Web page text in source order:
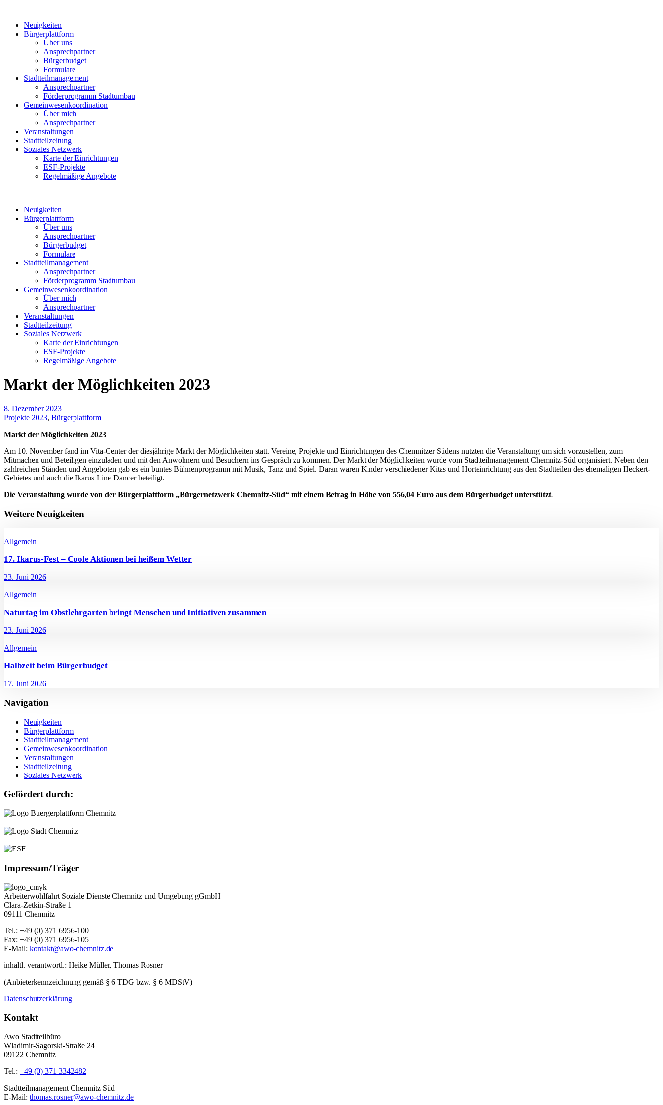
Neuigkeiten
Bürgerplattform
Über uns
Ansprechpartner
Bürgerbudget
Formulare
Stadtteilmanagement
Ansprechpartner
Förderprogramm Stadtumbau
Gemeinwesenkoordination
Über mich
Ansprechpartner
Veranstaltungen
Stadtteilzeitung
Soziales Netzwerk
Karte der Einrichtungen
ESF-Projekte
Regelmäßige Angebote
Neuigkeiten
Bürgerplattform
Über uns
Ansprechpartner
Bürgerbudget
Formulare
Stadtteilmanagement
Ansprechpartner
Förderprogramm Stadtumbau
Gemeinwesenkoordination
Über mich
Ansprechpartner
Veranstaltungen
Stadtteilzeitung
Soziales Netzwerk
Karte der Einrichtungen
ESF-Projekte
Regelmäßige Angebote
Markt der Möglichkeiten 2023
8. Dezember 2023
Projekte 2023, Bürgerplattform
Markt der Möglichkeiten 2023
Am 10. November fand im Vita-Center der diesjährige Markt der Möglichkeiten statt. Vereine, Projekte und Einrichtungen des Chemnitzer Südens nutzten die Veranstaltung um sich vorzustellen, zum
Mitmachen und Beteiligen einzuladen und mit den Anwohnern und Besuchern ins Gespräch zu kommen. Der Markt der Möglichkeiten wurde vom Stadtteilmanagement Chemnitz-Süd organisiert. Neben den
zahlreichen Ständen und Angeboten gab es ein buntes Bühnenprogramm mit Musik, Tanz und Spiel. Daran waren Kinder verschiedener Kitas und Horteinrichtung aus den Stadtteilen des ehemaligen Heckert-
Gebietes und auch die Ikarus-Line-Dancer beteiligt.
Die Veranstaltung wurde von der Bürgerplattform „Bürgernetzwerk Chemnitz-Süd“ mit einem Betrag in Höhe von 556,04 Euro aus dem Bürgerbudget unterstützt.
Weitere Neuigkeiten
Allgemein
17. Ikarus-Fest – Coole Aktionen bei heißem Wetter
23. Juni 2026
Allgemein
Naturtag im Obstlehrgarten bringt Menschen und Initiativen zusammen
23. Juni 2026
Allgemein
Halbzeit beim Bürgerbudget
17. Juni 2026
Navigation
Neuigkeiten
Bürgerplattform
Stadtteilmanagement
Gemeinwesenkoordination
Veranstaltungen
Stadtteilzeitung
Soziales Netzwerk
Gefördert durch:
Impressum/Träger
Arbeiterwohlfahrt Soziale Dienste Chemnitz und Umgebung gGmbH
Clara-Zetkin-Straße 1
09111 Chemnitz
Tel.: +49 (0) 371 6956-100
Fax: +49 (0) 371 6956-105
E-Mail: kontakt@awo-chemnitz.de
inhaltl. verantwortl.: Heike Müller, Thomas Rosner
(Anbieterkennzeichnung gemäß § 6 TDG bzw. § 6 MDStV)
Datenschutzerklärung
Kontakt
Awo Stadtteilbüro
Wladimir-Sagorski-Straße 24
09122 Chemnitz
Tel.: +49 (0) 371 3342482
Stadtteilmanagement Chemnitz Süd
E-Mail: thomas.rosner@awo-chemnitz.de